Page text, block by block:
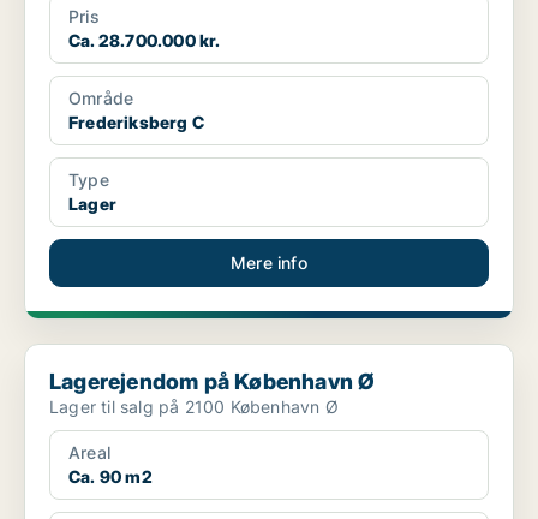
Pris
Ca. 28.700.000 kr.
Område
Frederiksberg C
Type
Lager
Mere info
Lagerejendom på København Ø
Lagerejendom på København Ø
Lager til salg på 2100 København Ø
Areal
Ca. 90 m2